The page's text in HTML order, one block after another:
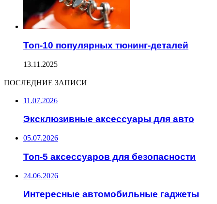
Топ-10 популярных тюнинг-деталей
13.11.2025
ПОСЛЕДНИЕ ЗАПИСИ
11.07.2026
Эксклюзивные аксессуары для авто
05.07.2026
Топ-5 аксессуаров для безопасности
24.06.2026
Интересные автомобильные гаджеты